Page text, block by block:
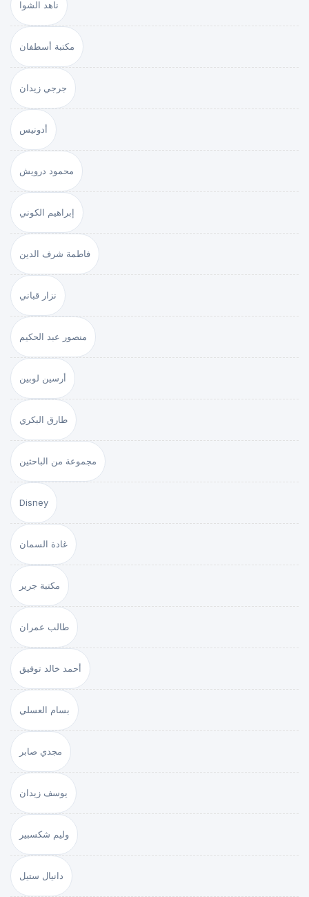
ناهد الشوا
مكتبة أسطفان
جرجي زيدان
أدونيس
محمود درويش
إبراهيم الكوني
فاطمة شرف الدين
نزار قباني
منصور عبد الحكيم
أرسين لوبين
طارق البكري
مجموعة من الباحثين
Disney
غادة السمان
مكتبة جرير
طالب عمران
أحمد خالد توفيق
بسام العسلي
مجدي صابر
يوسف زيدان
وليم شكسبير
دانيال ستيل